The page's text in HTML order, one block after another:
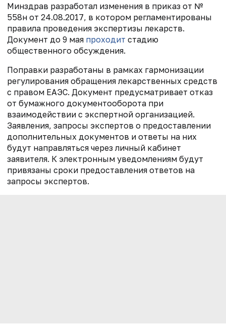
Минздрав разработал изменения в приказ от №
558н от 24.08.2017, в котором регламентированы
правила проведения экспертизы лекарств.
Документ до 9 мая проходит стадию
общественного обсуждения.
Поправки разработаны в рамках гармонизации
регулирования обращения лекарственных средств
с правом ЕАЭС. Документ предусматривает отказ
от бумажного документооборота при
взаимодействии с экспертной организацией.
Заявления, запросы экспертов о предоставлении
дополнительных документов и ответы на них
будут направляться через личный кабинет
заявителя. К электронным уведомлениям будут
привязаны сроки предоставления ответов на
запросы экспертов.